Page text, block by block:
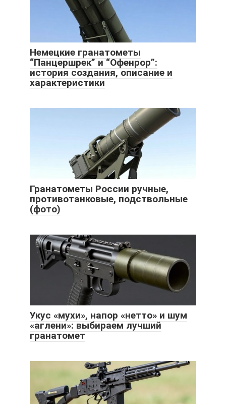
Немецкие гранатометы
“Панцершрек” и “Офенрор”:
история создания, описание и
характеристики
Гранатометы России ручные,
противотанковые, подствольные
(фото)
Укус «мухи», напор «нетто» и шум
«аглени»: выбираем лучший
гранатомет